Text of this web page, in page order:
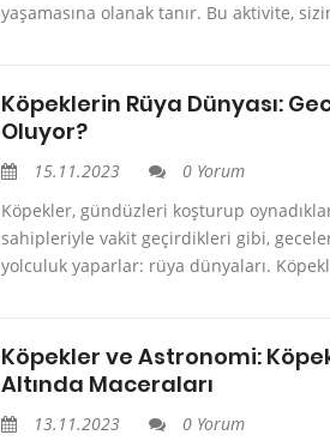
yaşamasına olanak tanır. Bu aktivite,
Köpeklerin Rüya Dünyası:
Oluyor?
15.11.2023
0 Yorum
Köpekler, gündüzleri koşturup
sahipleriyle vakit geçirdikleri gibi,
yolculuk yaparlar: rüya dünyaları.
Köpekler ve Astronomi:
Altında Maceraları
13.11.2023
0 Yorum